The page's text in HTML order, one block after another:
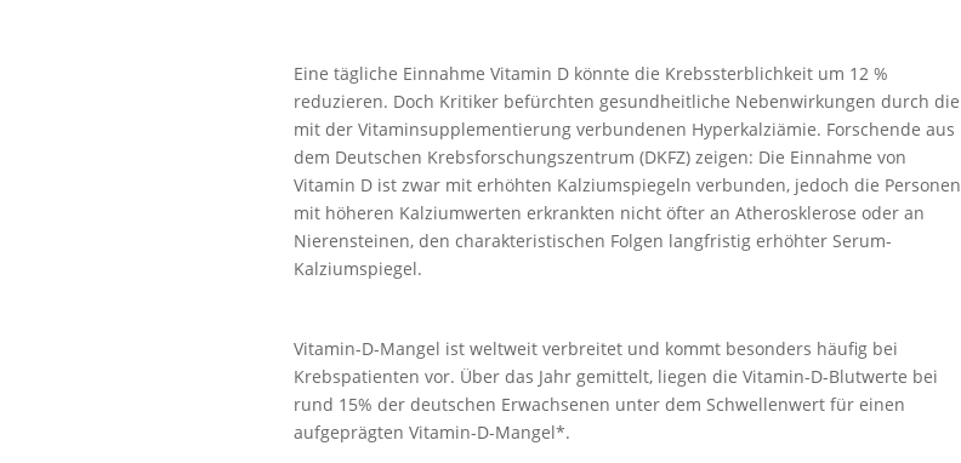
Eine tägliche Einnahme Vitamin D könnte die Krebssterblichkeit um 12 %
reduzieren. Doch Kritiker befürchten gesundheitliche Nebenwirkungen durch die
mit der Vitaminsupplementierung verbundenen Hyperkalziämie. Forschende aus
dem Deutschen Krebsforschungszentrum (DKFZ) zeigen: Die Einnahme von
Vitamin D ist zwar mit erhöhten Kalziumspiegeln verbunden, jedoch die Personen
mit höheren Kalziumwerten erkrankten nicht öfter an Atherosklerose oder an
Nierensteinen, den charakteristischen Folgen langfristig erhöhter Serum-
Kalziumspiegel.
Vitamin-D-Mangel ist weltweit verbreitet und kommt besonders häufig bei
Krebspatienten vor. Über das Jahr gemittelt, liegen die Vitamin-D-Blutwerte bei
rund 15% der deutschen Erwachsenen unter dem Schwellenwert für einen
aufgeprägten Vitamin-D-Mangel*.